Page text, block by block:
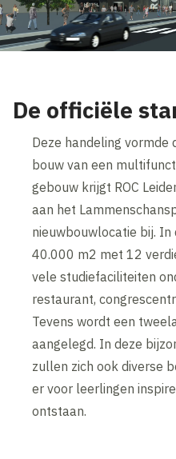
De officiële
Deze handeling
bouw van een
gebouw krijgt ROC
aan het
nieuwbouwlocatie bij. In
40.000 m2 met 12
vele studiefaciliteiten
restaurant,
Tevens wordt een
aangelegd. In deze
zullen zich ook diverse
er voor leerlingen
ontstaan.